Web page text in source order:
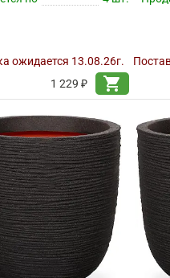
ожидается 13.08.26г.
1 229 ₽
shopping_cart